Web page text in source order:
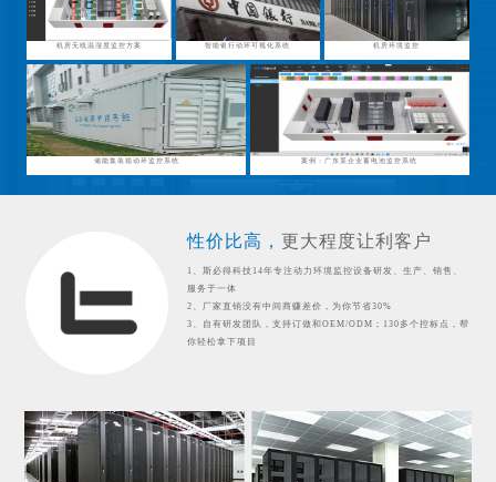
机房无线温湿度监控方案 智能银行动环可视化系统 机房环境监控
储能集装箱动环监控系统 案例：广东某企业蓄电池监控系统
性价比高， 更大程度让利客户
1、斯必得科技14年专注动力环境监控设备研发、生产、销售、
服务于一体
2、厂家直销没有中间商赚差价，为你节省30%
3、自有研发团队，支持订做和OEM/ODM；130多个控标点，帮
你轻松拿下项目